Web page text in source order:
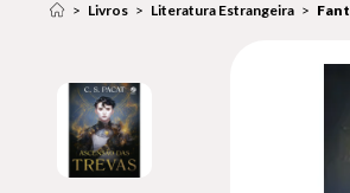
Livros Literatura Estrangeira